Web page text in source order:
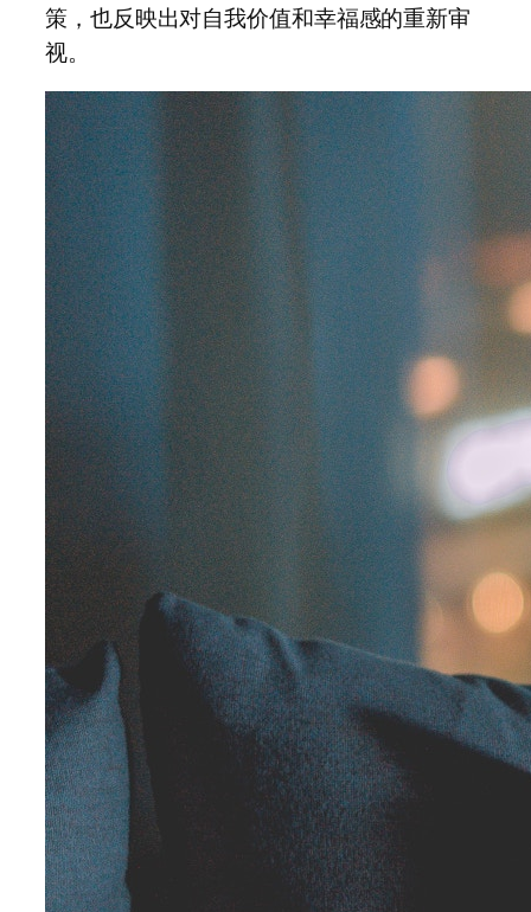
策，也反映出对自我价值和幸福感的重新审
视。